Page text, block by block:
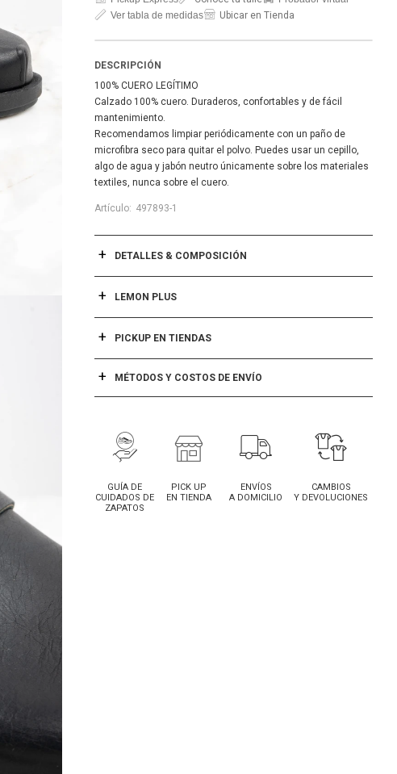
Ver tabla de medidas
Ubicar en Tienda
DESCRIPCIÓN
100% CUERO LEGÍTIMO
Calzado 100% cuero. Duraderos, confortables y de fácil
mantenimiento.
Recomendamos limpiar periódicamente con un paño de
microfibra seco para quitar el polvo. Puedes usar un cepillo,
algo de agua y jabón neutro únicamente sobre los materiales
textiles, nunca sobre el cuero.
497893-1
DETALLES & COMPOSICIÓN
LEMON PLUS
PICKUP EN TIENDAS
MÉTODOS Y COSTOS DE ENVÍO
GUÍA DE
CUIDADOS DE
ZAPATOS
PICK UP
EN TIENDA
ENVÍOS
A DOMICILIO
CAMBIOS
Y DEVOLUCIONES